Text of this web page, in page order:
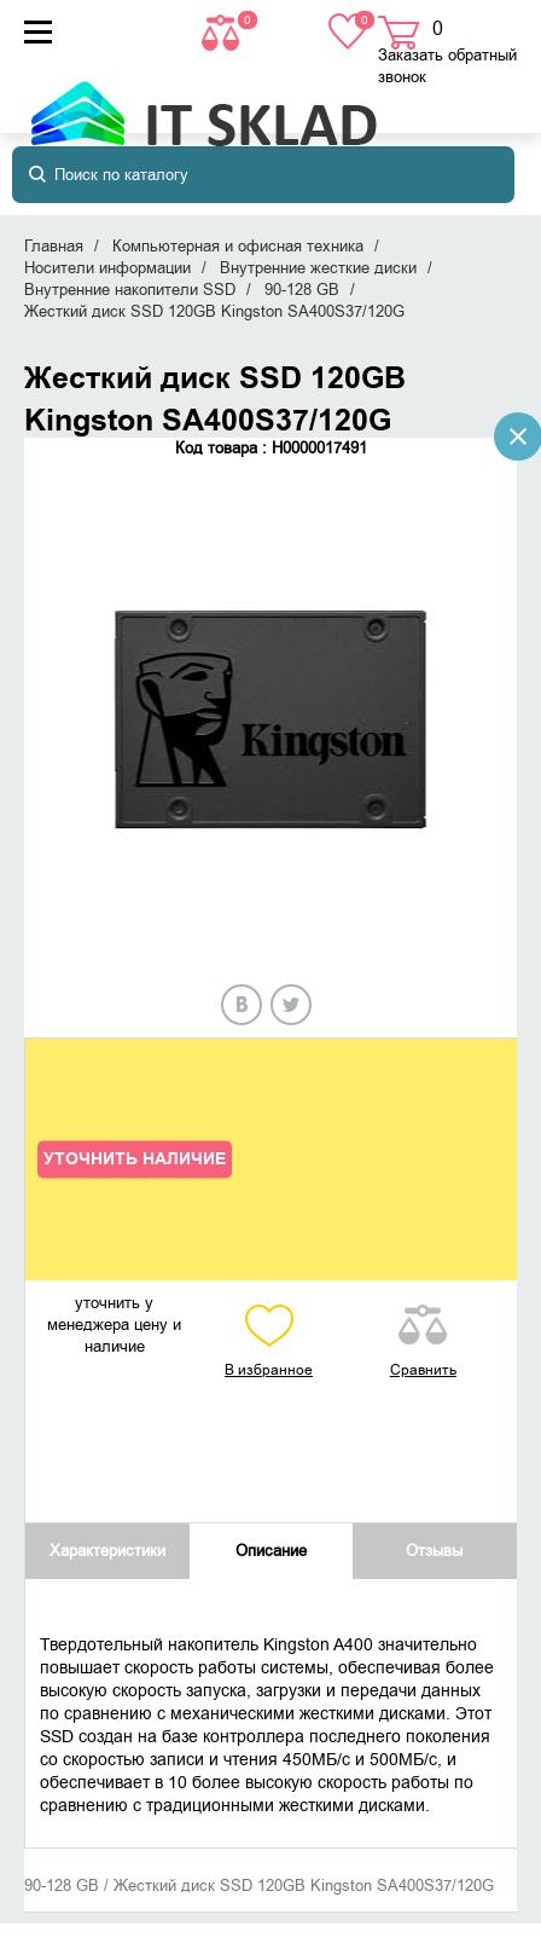
0 0 0
в корзине
Заказать обратный
звонок
Главная
Компьютерная и офисная техника
Носители информации
Внутренние жесткие диски
Внутренние накопители SSD
90-128 GB
Жесткий диск SSD 120GB Kingston SA400S37/120G
Жесткий диск SSD 120GB
Kingston SA400S37/120G
Код товара : Н0000017491
УТОЧНИТЬ НАЛИЧИЕ
уточнить у
менеджера цену и
наличие
В избранное Сравнить
Характеристики Описание Отзывы
Твердотельный накопитель Kingston A400 значительно
повышает скорость работы системы, обеспечивая более
высокую скорость запуска, загрузки и передачи данных
по сравнению с механическими жесткими дисками. Этот
SSD создан на базе контроллера последнего поколения
со скоростью записи и чтения 450МБ/с и 500МБ/с, и
обеспечивает в 10 более высокую скорость работы по
сравнению с традиционными жесткими дисками.
90-128 GB / Жесткий диск SSD 120GB Kingston SA400S37/120G